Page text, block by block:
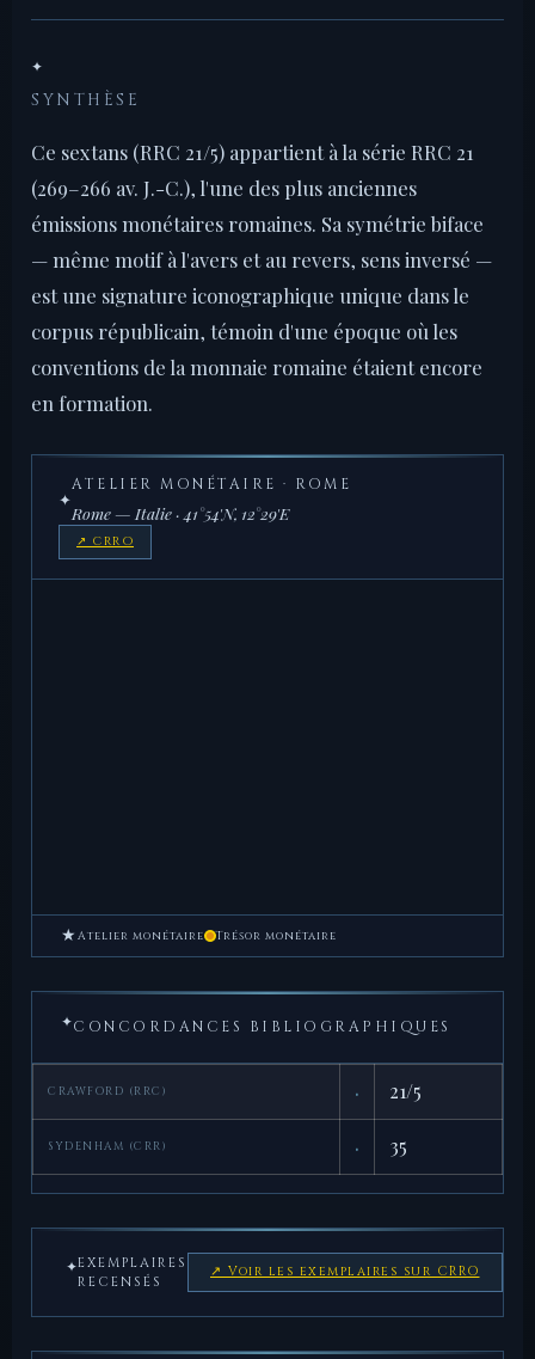
✦
SYNTHÈSE
Ce sextans (RRC 21/5) appartient à la série RRC 21
(269–266 av. J.-C.), l'une des plus anciennes
émissions monétaires romaines. Sa symétrie biface
— même motif à l'avers et au revers, sens inversé —
est une signature iconographique unique dans le
corpus républicain, témoin d'une époque où les
conventions de la monnaie romaine étaient encore
en formation.
✦
ATELIER MONÉTAIRE · ROME
Rome — Italie · 41°54'N, 12°29'E
↗ CRRO
★ Atelier monétaire Trésor monétaire
✦CONCORDANCES BIBLIOGRAPHIQUES
CRAWFORD (RRC) · 21/5
SYDENHAM (CRR) · 35
✦EXEMPLAIRES
RECENSÉS
↗ Voir les exemplaires sur CRRO